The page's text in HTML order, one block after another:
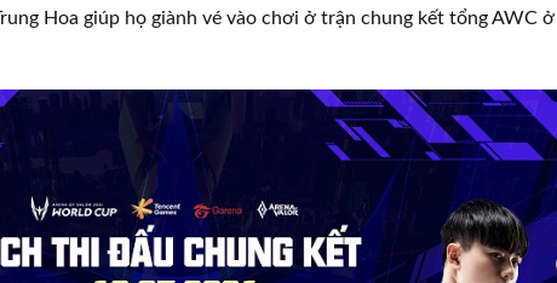
Hoa giúp họ giành vé vào chơi ở trận chung kết tổng AWC ở